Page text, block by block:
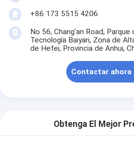
+86 173 5515 4206
No 56, Chang'an Road, Parque
Tecnología Baiyan, Zona de
de Hefei, Provincia de Anhui,
Contactar ahora
Obtenga El Mejor